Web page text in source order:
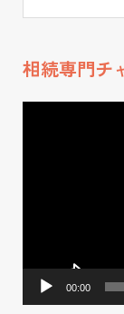
相続専門チ
00:00